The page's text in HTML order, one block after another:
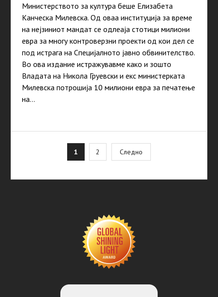
Министерството за култура беше Елизабета
Канческа Милевска. Од оваа институција за време
на нејзиниот мандат се одлеаја стотици милиони
евра за многу контроверзни проекти од кои дел се
под истрага на Специјалното јавно обвинителство.
Во ова издание истражувавме како и зошто
Владата на Никола Груевски и екс министерката
Милевска потрошија 10 милиони евра за печатење
на…
pagination
1 2 Следно